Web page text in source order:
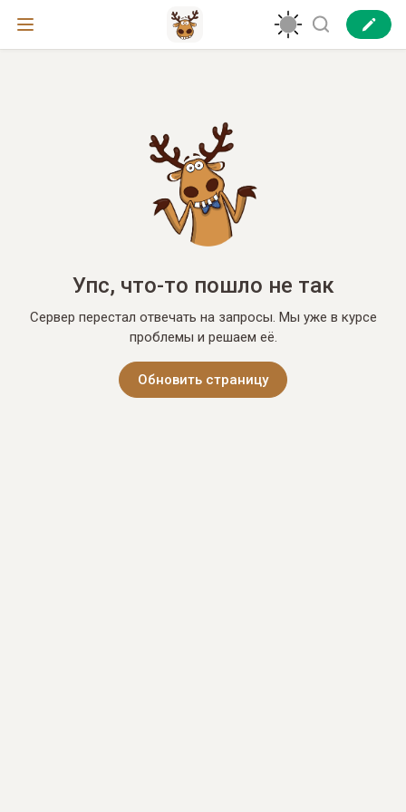
Упс, что-то пошло не так
Сервер перестал отвечать на запросы. Мы уже в курсе
проблемы и решаем её.
Обновить страницу